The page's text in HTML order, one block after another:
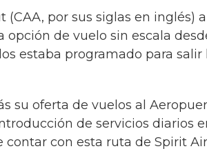
por sus siglas en inglés)
de vuelo sin escala
estaba programado para salir
su oferta de vuelos al
de servicios diarios
con esta ruta de Spirit